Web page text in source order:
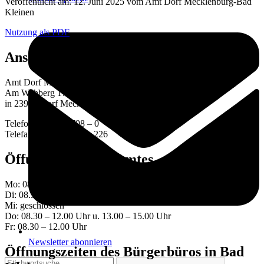
Newsletter abonnieren
Kleinen
Nutzung als PDF
Anschrift
Amt Dorf Mecklenburg-Bad Kleinen
Am Wehberg 17
in 23972 Dorf Mecklenburg
Telefon: 03841 – 798 – 0
Telefax: 03841 – 798 – 226
Öffungszeiten des Amtes
Mo: 08.30 – 12.00 Uhr
Di: 08.30 – 12.00 Uhr /13.00 – 17.30 Uhr
Mi: geschlossen
Do: 08.30 – 12.00 Uhr u. 13.00 – 15.00 Uhr
Fr: 08.30 – 12.00 Uhr
Öffnungszeiten des Bürgerbüros in Bad